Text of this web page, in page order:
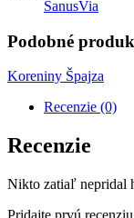
SanusVia
Podobné
Koreniny Špajza
Recenzie (0)
Recenzie
Nikto zatiaľ nepridal